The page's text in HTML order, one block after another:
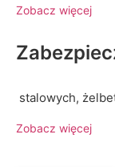
Zobacz więcej
stalowych,
Zobacz więcej